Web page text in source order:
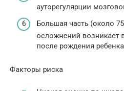
ауторегулярции
Большая часть (около
осложнений возникает
после рождения
Факторы риска